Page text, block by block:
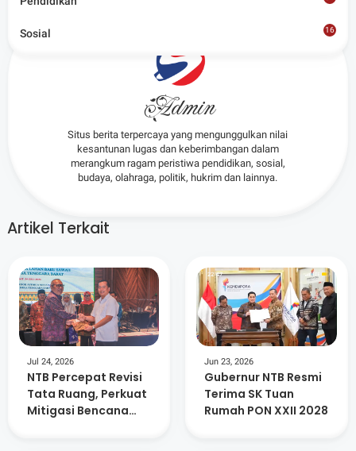
Admin
Situs berita terpercaya yang mengunggulkan nilai
kesantunan lugas dan keberimbangan dalam
merangkum ragam peristiwa pendidikan, sosial,
budaya, olahraga, politik, hukrim dan lainnya.
Artikel Terkait
Jul 24, 2026
NTB Percepat Revisi
Tata Ruang, Perkuat
Mitigasi Bencana
Jun 23, 2026
Gubernur NTB Resmi
Terima SK Tuan
Rumah PON XXII 2028
Sosial
16